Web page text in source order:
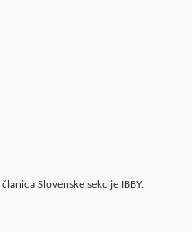
Slovenske sekcije IBBY.